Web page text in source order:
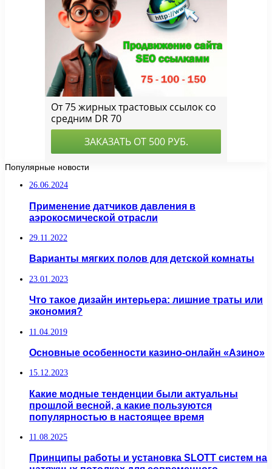
Популярные новости
26.06.2024
Применение датчиков давления в
аэрокосмической отрасли
29.11.2022
Варианты мягких полов для детской комнаты
23.01.2023
Что такое дизайн интерьера: лишние траты или
экономия?
11.04.2019
Основные особенности казино-онлайн «Азино»
15.12.2023
Какие модные тенденции были актуальны
прошлой весной, а какие пользуются
популярностью в настоящее время
11.08.2025
Принципы работы и установка SLOTT систем на